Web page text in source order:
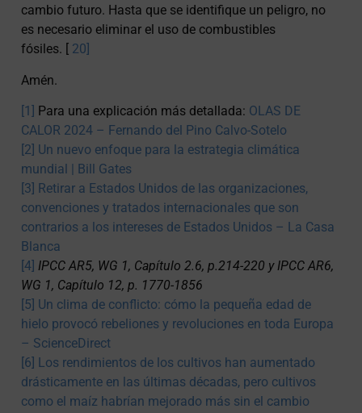
cambio futuro. Hasta que se identifique un peligro, no
es necesario eliminar el uso de combustibles
fósiles. [ 20]
Amén.
[1] Para una explicación más detallada: OLAS DE
CALOR 2024 – Fernando del Pino Calvo-Sotelo
[2] Un nuevo enfoque para la estrategia climática
mundial | Bill Gates
[3] Retirar a Estados Unidos de las organizaciones,
convenciones y tratados internacionales que son
contrarios a los intereses de Estados Unidos – La Casa
Blanca
[4] IPCC AR5, WG 1, Capítulo 2.6, p.214-220 y IPCC AR6,
WG 1, Capítulo 12, p. 1770-1856
[5] Un clima de conflicto: cómo la pequeña edad de
hielo provocó rebeliones y revoluciones en toda Europa
– ScienceDirect
[6] Los rendimientos de los cultivos han aumentado
drásticamente en las últimas décadas, pero cultivos
como el maíz habrían mejorado más sin el cambio